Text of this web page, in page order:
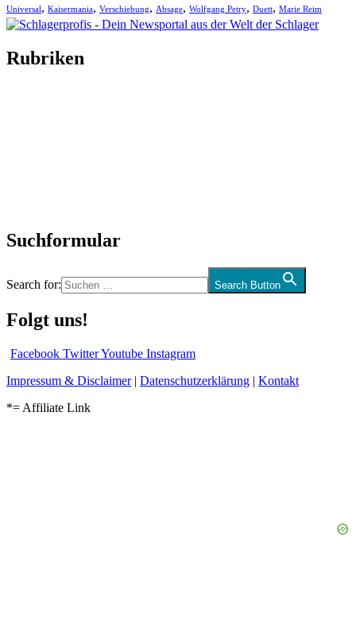
Universal , Kaisermania, Verschiebung, Absage, Wolfgang Petry, Duett, Marie Reim
Rubriken
Suchformular
Search for: Search Button
Folgt uns!
Facebook TwitterYoutube Instagram
Impressum & Disclaimer| Datenschutzerklärung | Kontakt
*= Affiliate Link